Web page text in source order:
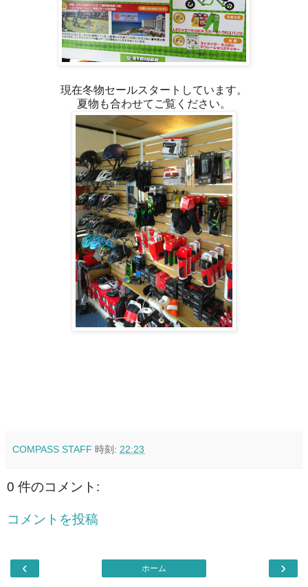
現在冬物セールスタートしています。
夏物も合わせてご覧ください。
COMPASS STAFF 時刻: 22:23
0 件のコメント:
コメントを投稿
‹ ›
ホーム